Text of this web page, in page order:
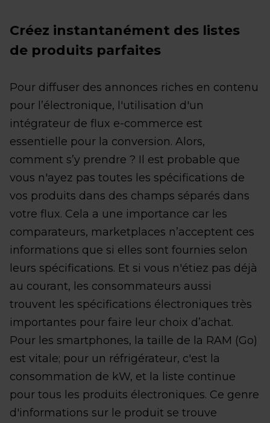
Créez instantanément des listes
de produits parfaites
Pour diffuser des annonces riches en contenu
pour l’électronique, l'utilisation d'un
intégrateur de flux e-commerce est
essentielle pour la conversion. Alors,
comment s’y prendre ? Il est probable que
vous n'ayez pas toutes les spécifications de
vos produits dans des champs séparés dans
votre flux. Cela a une importance car les
comparateurs, marketplaces n’acceptent ces
informations que si elles sont fournies selon
leurs spécifications. Et si vous n'étiez pas déjà
au courant, les consommateurs aussi
trouvent les spécifications électroniques très
importantes pour faire leur choix d’achat.
Pour les smartphones, la taille de la RAM (Go)
est vitale; pour un réfrigérateur, c'est la
consommation de kW, et la liste continue
pour tous les produits électroniques. Ce genre
d'informations sur le produit se trouve